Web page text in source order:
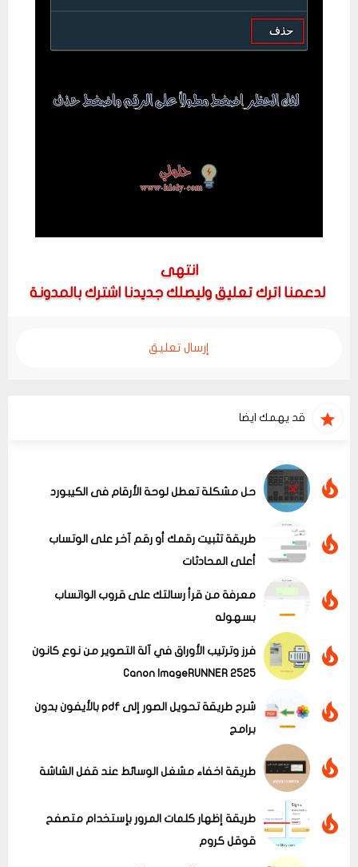
انتهى
لدعمنا اترك تعليق وليصلك جديدنا اشترك بالمدونة
إرسال تعليق
قد يهمك ايضا
حل مشكلة تعطل لوحة الأرقام فى الكيبورد
طريقة تثبيت رقمك أو رقم آخر على الوتساب
أعلى المحادثات
معرفة من قرأ رسالتك على قروب الواتساب
بسهوله
فرز وترتيب الأوراق في آلة التصوير من نوع كانون
Canon ImageRUNNER 2525
شرح طريقة تحويل الصور إلى pdf بالأيفون بدون
برامج
طريقة اخفاء مشغل الوسائط عند قفل الشاشة
طريقة إظهار كلمات المرور بإستخدام متصفح
قوقل كروم